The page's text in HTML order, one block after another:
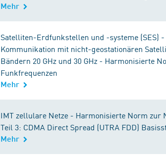
Mehr
Satelliten-Erdfunkstellen und -systeme (SES)
Kommunikation mit nicht-geostationären
Bändern 20 GHz und 30 GHz - Harmonisierte
Funkfrequenzen
Mehr
IMT zellulare Netze - Harmonisierte Norm zur
Teil 3: CDMA Direct Spread (UTRA FDD)
Mehr